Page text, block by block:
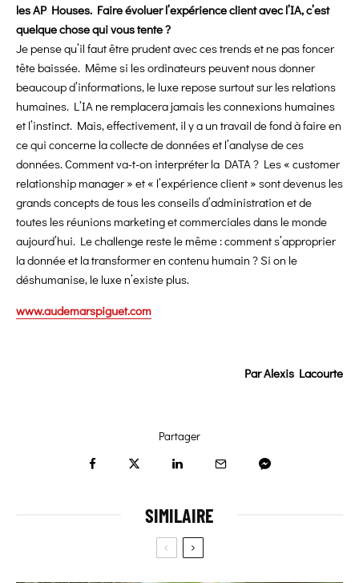
les AP Houses. Faire évoluer l’expérience client avec l’IA, c’est
quelque chose qui vous tente ?
Je pense qu’il faut être prudent avec ces trends et ne pas foncer
tête baissée. Même si les ordinateurs peuvent nous donner
beaucoup d’informations, le luxe repose surtout sur les relations
humaines. L’IA ne remplacera jamais les connexions humaines
et l’instinct. Mais, effectivement, il y a un travail de fond à faire en
ce qui concerne la collecte de données et l’analyse de ces
données. Comment va-t-on interpréter la DATA ? Les « customer
relationship manager » et « l’expérience client » sont devenus les
grands concepts de tous les conseils d’administration et de
toutes les réunions marketing et commerciales dans le monde
aujourd’hui. Le challenge reste le même : comment s’approprier
la donnée et la transformer en contenu humain ? Si on le
déshumanise, le luxe n’existe plus.
www.audemarspiguet.com
ParAlexis Lacourte
Partager
SIMILAIRE